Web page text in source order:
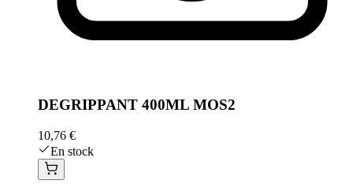
DEGRIPPANT 400ML MOS2
10,76 €
En stock